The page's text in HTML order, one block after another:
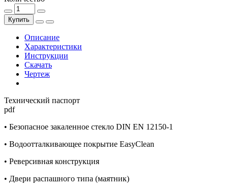
Купить
Описание
Характеристики
Инструкции
Скачать
Чертеж
Технический паспорт
pdf
• Безопасное закаленное стекло DIN EN 12150-1
• Водоотталкивающее покрытие EasyClean
• Реверсивная конструкция
• Двери распашного типа (маятник)